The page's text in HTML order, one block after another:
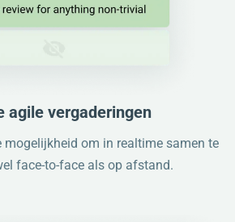
agile vergaderingen
mogelijkheid om in realtime samen te
face-to-face als op afstand.